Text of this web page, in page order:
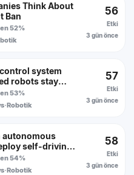
Think About
Ban
52%
56
Etki
3 gün önce
system
robots stay
53%
·Robotik
57
Etki
3 gün önce
autonomous
self-driving
54%
·Robotik
58
Etki
3 gün önce